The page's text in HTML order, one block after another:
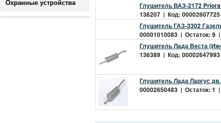
Охранные устройства
Глушитель ВАЗ-2172
136207 | Код:
Глушитель ГАЗ-3302
00001010083 | Остаток: 9
Глушитель Лада Веста
136389 | Код:
Глушитель Лада Ларгус
00002650483 | Остаток: 1